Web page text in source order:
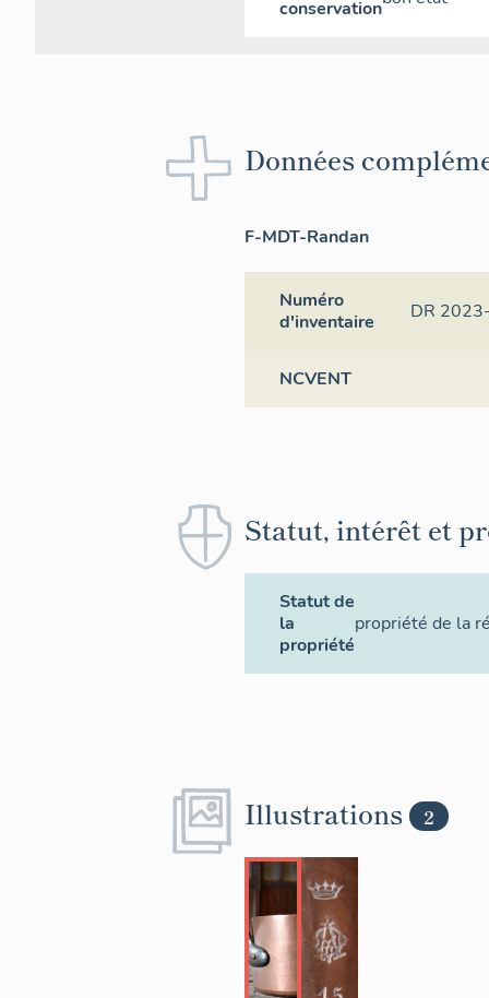
conservation
Données
F-MDT-Randan
Numéro
d'inventaire
DR
NCVENT
Statut, intérêt et
Statut de
la
propriété
propriété de la
Illustrations 2